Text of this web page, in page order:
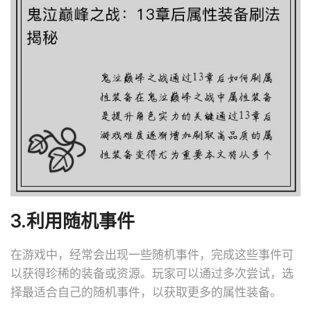
3.利用随机事件
在游戏中，经常会出现一些随机事件，完成这些事件可
以获得珍稀的装备或资源。玩家可以通过多次尝试，选
择最适合自己的随机事件，以获取更多的属性装备。